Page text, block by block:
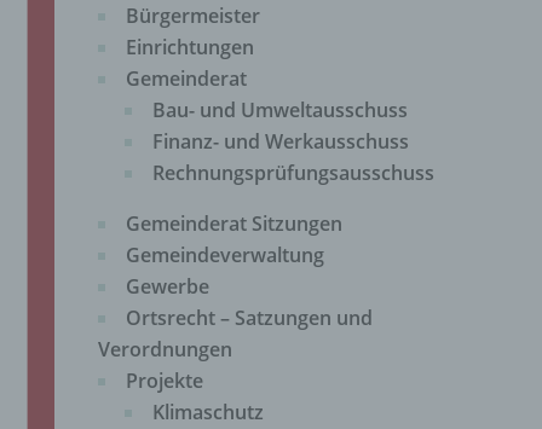
Bürgermeister
Einrichtungen
Gemeinderat
Bau- und Umweltausschuss
Finanz- und Werkausschuss
Rechnungsprüfungsausschuss
Gemeinderat Sitzungen
Gemeindeverwaltung
Gewerbe
Ortsrecht – Satzungen und
Verordnungen
Projekte
Klimaschutz